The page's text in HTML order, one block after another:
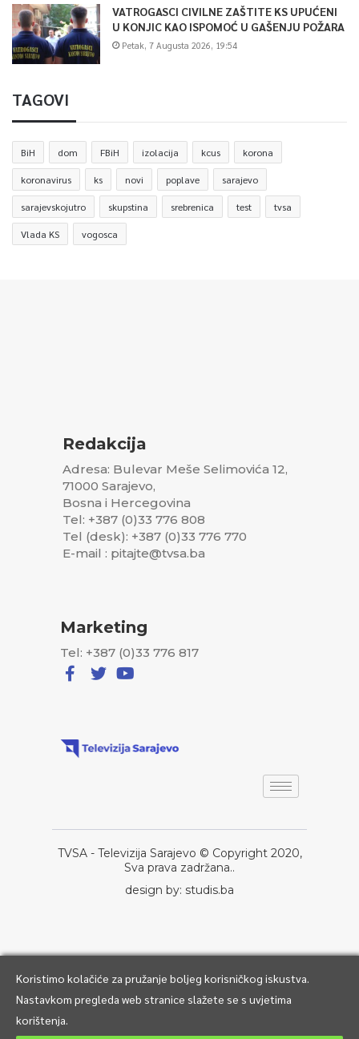
VATROGASCI CIVILNE ZAŠTITE KS UPUĆENI
U KONJIC KAO ISPOMOĆ U GAŠENJU POŽARA
Petak, 7 Augusta 2026, 19:54
TAGOVI
BiH dom FBiH izolacija kcus korona
koronavirus ks novi poplave sarajevo
sarajevskojutro skupstina srebrenica test tvsa
Vlada KS vogosca
Redakcija
Adresa: Bulevar Meše Selimovića 12,
71000 Sarajevo,
Bosna i Hercegovina
Tel: +387 (0)33 776 808
Tel (desk): +387 (0)33 776 770
E-mail : pitajte@tvsa.ba
Marketing
Tel: +387 (0)33 776 817
TVSA - Televizija Sarajevo © Copyright 2020,
Sva prava zadržana..
design by: studis.ba
Koristimo kolačiće za pružanje boljeg korisničkog iskustva.
Nastavkom pregleda web stranice slažete se s uvjetima
korištenja.